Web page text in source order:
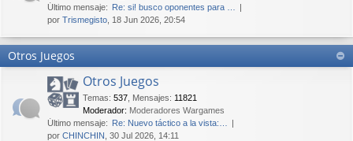
Último mensaje: Re: si! busco oponentes para …
por Trismegisto , 18 Jun 2026, 20:54
Otros Juegos
Otros Juegos
Temas: 537 Mensajes: 11821
Moderador: Moderadores Wargames
Último mensaje: Re: Nuevo táctico a la vista:…
por CHINCHIN , 30 Jul 2026, 14:11